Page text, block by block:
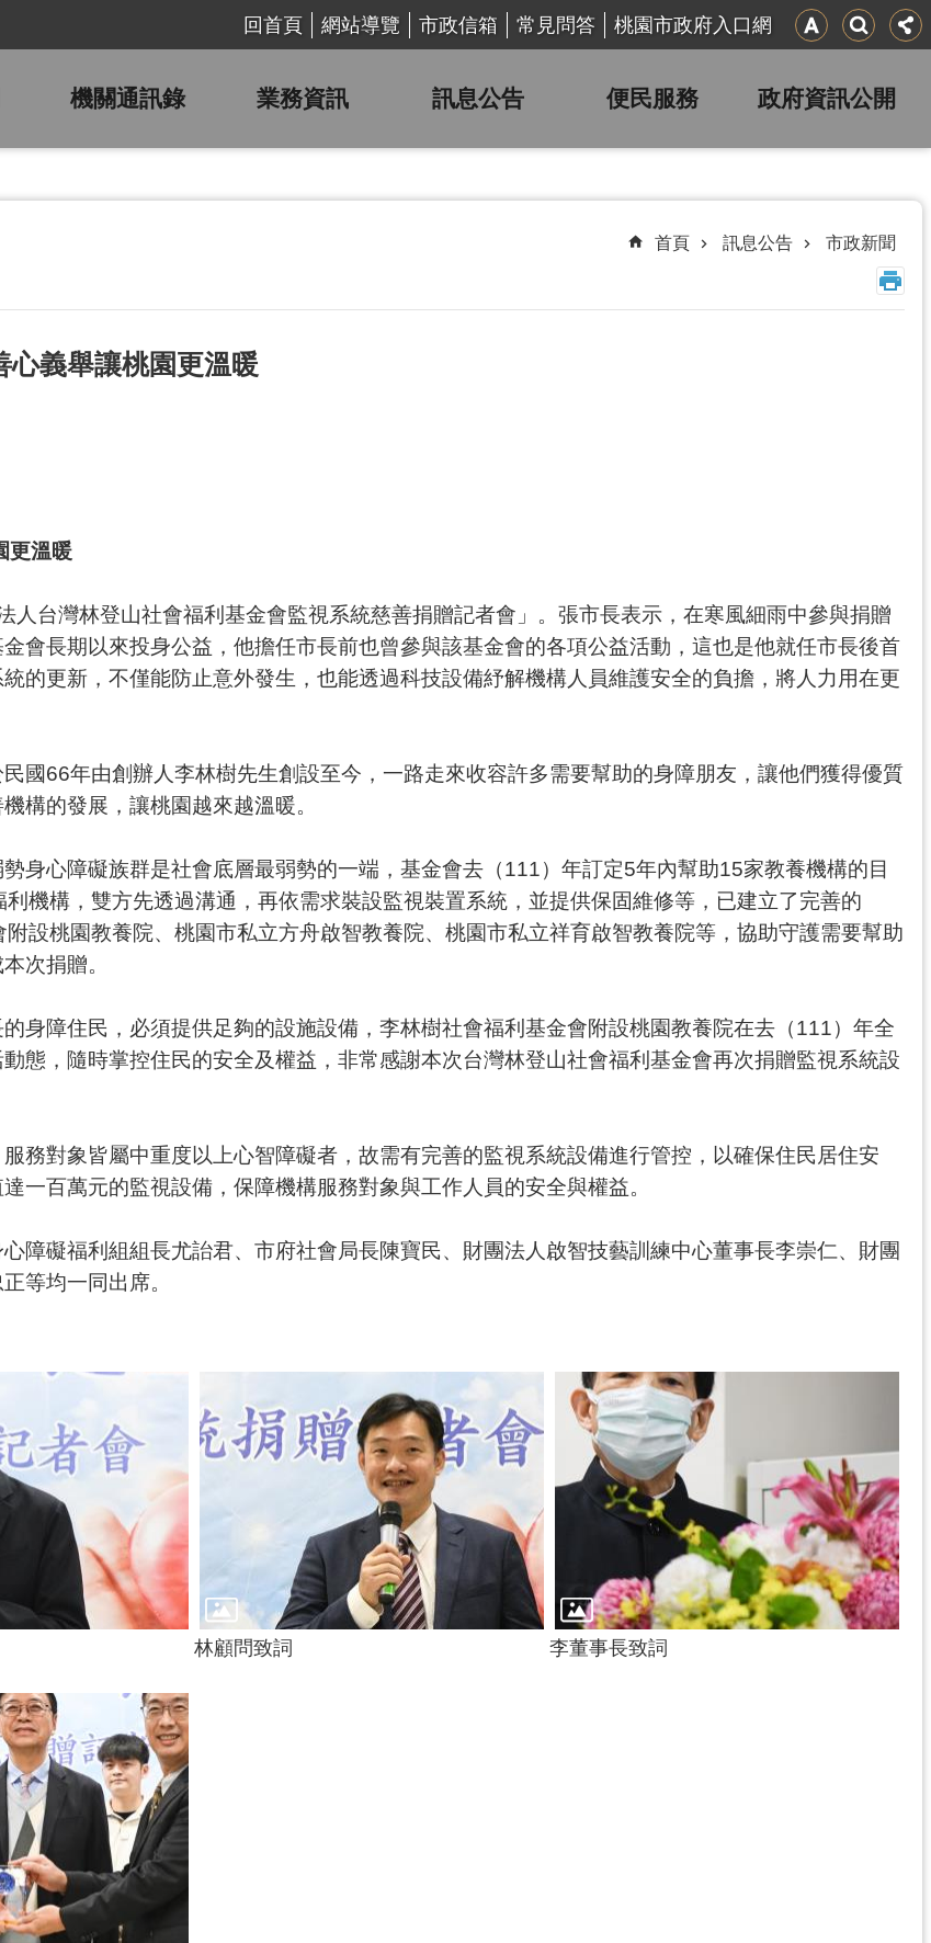
回首頁 網站導覽 市政信箱 常見問答 桃園市政府入口網
機關通訊錄 業務資訊 訊息公告 便民服務 政府資訊公開
首頁 訊息公告 市政新聞
心義舉讓桃園更溫暖
更溫暖
台灣林登山社會福利基金會監視系統慈善捐贈記者會」。張市長表示，在寒風細雨中參與捐贈
會長期以來投身公益，他擔任市長前也曾參與該基金會的各項公益活動，這也是他就任市長後首
的更新，不僅能防止意外發生，也能透過科技設備紓解機構人員維護安全的負擔，將人力用在更
國66年由創辦人李林樹先生創設至今，一路走來收容許多需要幫助的身障朋友，讓他們獲得優質
構的發展，讓桃園越來越溫暖。
身心障礙族群是社會底層最弱勢的一端，基金會去（111）年訂定5年內幫助15家教養機構的目
機構，雙方先透過溝通，再依需求裝設監視裝置系統，並提供保固維修等，已建立了完善的
設桃園教養院、桃園市私立方舟啟智教養院、桃園市私立祥育啟智教養院等，協助守護需要幫助
次捐贈。
身障住民，必須提供足夠的設施設備，李林樹社會福利基金會附設桃園教養院在去（111）年全
態，隨時掌控住民的安全及權益，非常感謝本次台灣林登山社會福利基金會再次捐贈監視系統設
務對象皆屬中重度以上心智障礙者，故需有完善的監視系統設備進行管控，以確保住民居住安
一百萬元的監視設備，保障機構服務對象與工作人員的安全與權益。
障礙福利組組長尤詒君、市府社會局長陳寶民、財團法人啟智技藝訓練中心董事長李崇仁、財團
等均一同出席。
林顧問致詞 李董事長致詞